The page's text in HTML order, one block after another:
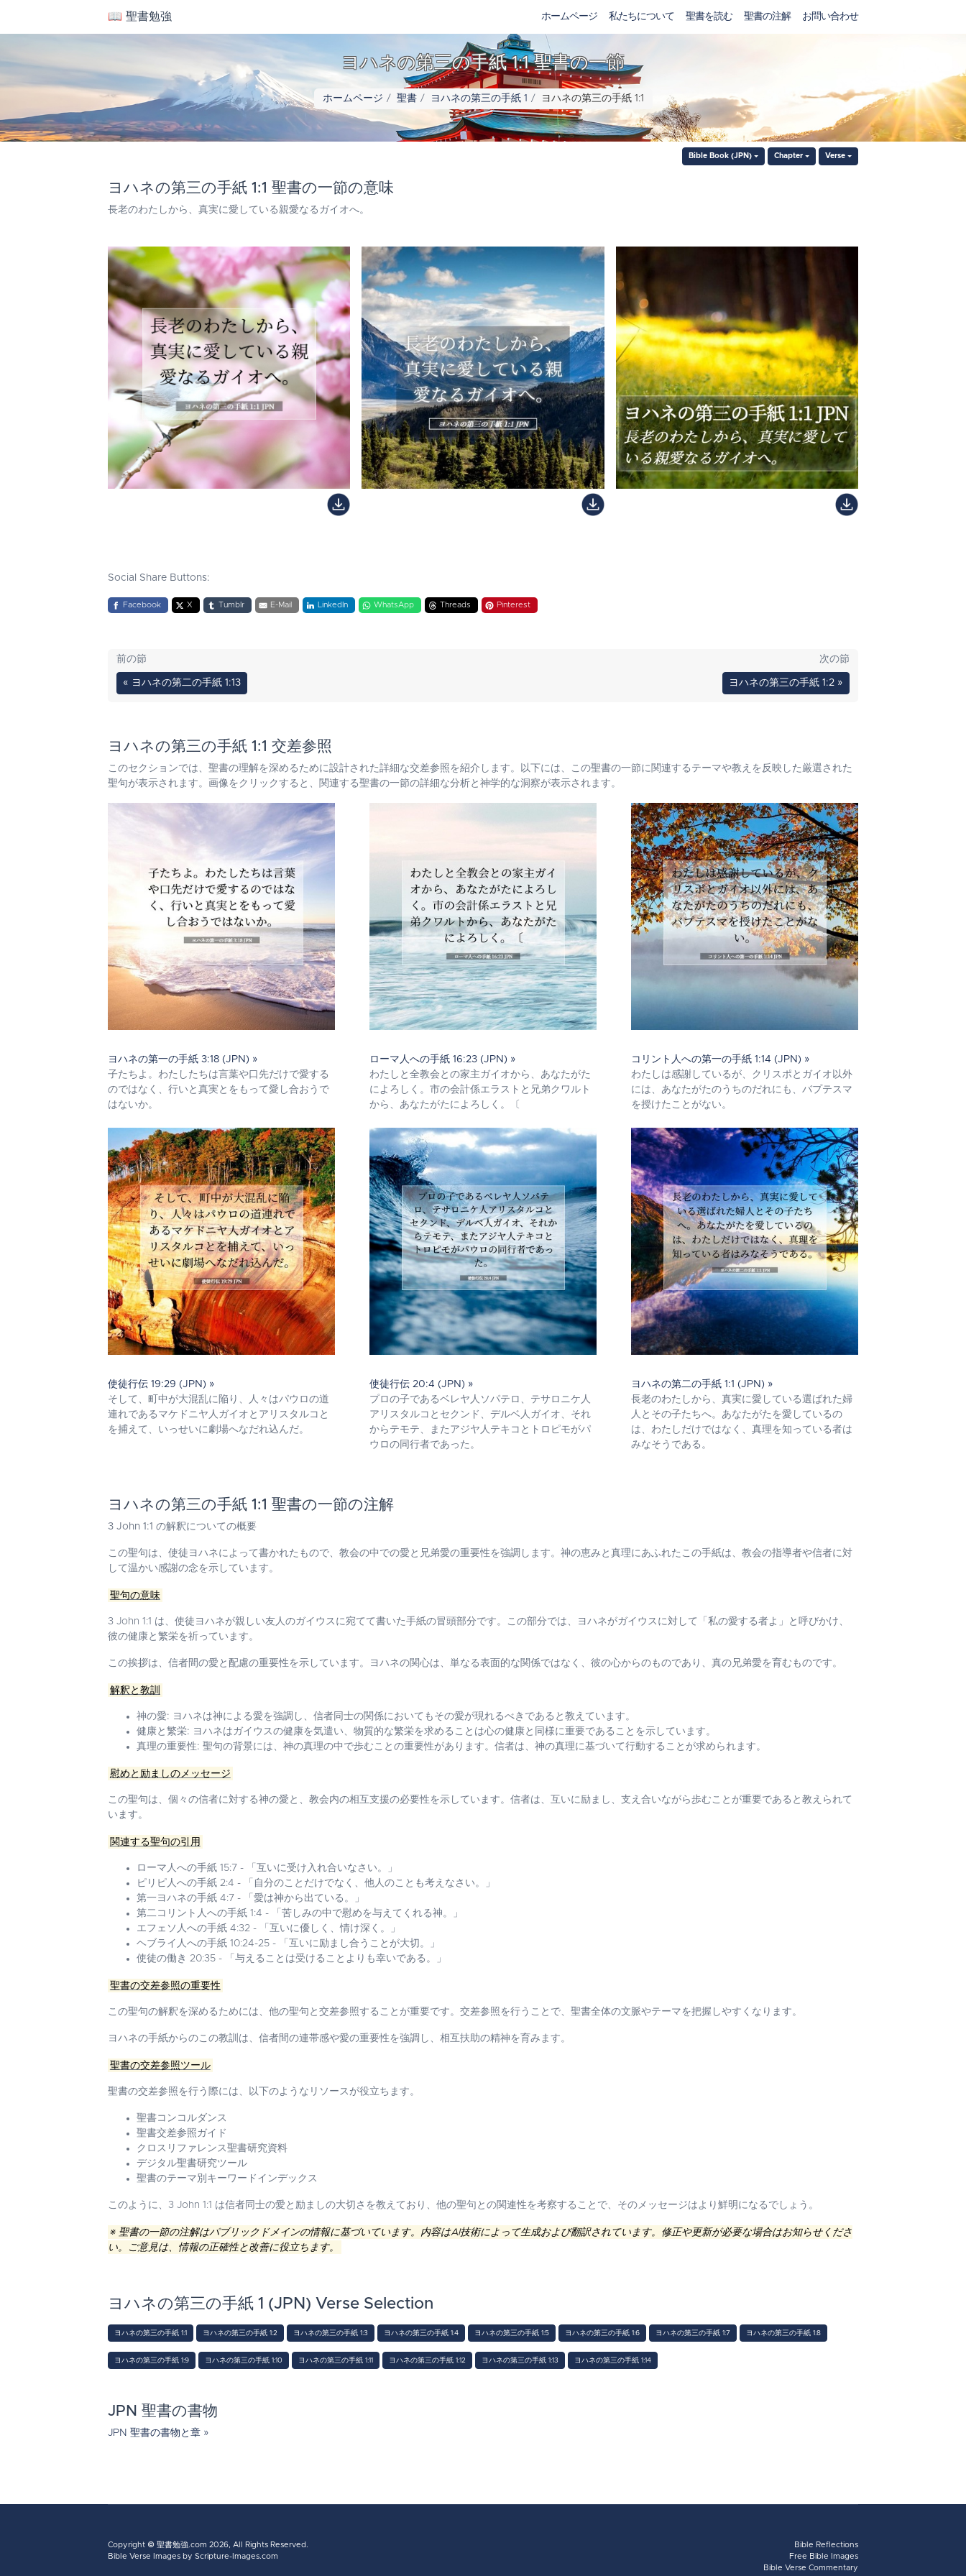
📖 聖書勉強 ホームページ 私たちについて 聖書を読む 聖書の注解 お問い合わせ
ヨハネの第三の手紙 1:1 聖書の一節
ホームページ 聖書 ヨハネの第三の手紙 1 ヨハネの第三の手紙 1:1
Bible Book (JPN) Chapter Verse
ヨハネの第三の手紙 1:1 聖書の一節の意味
長老のわたしから、真実に愛している親愛なるガイオへ。
Social Share Buttons:
Facebook X Tumblr E-Mail LinkedIn WhatsApp Threads Pinterest
前の節
« ヨハネの第二の手紙 1:13
次の節
ヨハネの第三の手紙 1:2 »
ヨハネの第三の手紙 1:1 交差参照
このセクションでは、聖書の理解を深めるために設計された詳細な交差参照を紹介します。以下には、この聖書の一節に関連するテーマや教えを反映した厳選された
聖句が表示されます。画像をクリックすると、関連する聖書の一節の詳細な分析と神学的な洞察が表示されます。
ヨハネの第一の手紙 3:18 (JPN) »
子たちよ。わたしたちは言葉や口先だけで愛する
のではなく、行いと真実とをもって愛し合おうで
はないか。
ローマ人への手紙 16:23 (JPN) »
わたしと全教会との家主ガイオから、あなたがた
によろしく。市の会計係エラストと兄弟クワルト
から、あなたがたによろしく。〔
コリント人への第一の手紙 1:14 (JPN) »
わたしは感謝しているが、クリスポとガイオ以外
には、あなたがたのうちのだれにも、バプテスマ
を授けたことがない。
使徒行伝 19:29 (JPN) »
そして、町中が大混乱に陥り、人々はパウロの道
連れであるマケドニヤ人ガイオとアリスタルコと
を捕えて、いっせいに劇場へなだれ込んだ。
使徒行伝 20:4 (JPN) »
プロの子であるベレヤ人ソパテロ、テサロニケ人
アリスタルコとセクンド、デルベ人ガイオ、それ
からテモテ、またアジヤ人テキコとトロピモがパ
ウロの同行者であった。
ヨハネの第二の手紙 1:1 (JPN) »
長老のわたしから、真実に愛している選ばれた婦
人とその子たちへ。あなたがたを愛しているの
は、わたしだけではなく、真理を知っている者は
みなそうである。
ヨハネの第三の手紙 1:1 聖書の一節の注解
3 John 1:1 の解釈についての概要
この聖句は、使徒ヨハネによって書かれたもので、教会の中での愛と兄弟愛の重要性を強調します。神の恵みと真理にあふれたこの手紙は、教会の指導者や信者に対
して温かい感謝の念を示しています。
聖句の意味
3 John 1:1 は、使徒ヨハネが親しい友人のガイウスに宛てて書いた手紙の冒頭部分です。この部分では、ヨハネがガイウスに対して「私の愛する者よ」と呼びかけ、
彼の健康と繁栄を祈っています。
この挨拶は、信者間の愛と配慮の重要性を示しています。ヨハネの関心は、単なる表面的な関係ではなく、彼の心からのものであり、真の兄弟愛を育むものです。
解釈と教訓
神の愛: ヨハネは神による愛を強調し、信者同士の関係においてもその愛が現れるべきであると教えています。
健康と繁栄: ヨハネはガイウスの健康を気遣い、物質的な繁栄を求めることは心の健康と同様に重要であることを示しています。
真理の重要性: 聖句の背景には、神の真理の中で歩むことの重要性があります。信者は、神の真理に基づいて行動することが求められます。
慰めと励ましのメッセージ
この聖句は、個々の信者に対する神の愛と、教会内の相互支援の必要性を示しています。信者は、互いに励まし、支え合いながら歩むことが重要であると教えられて
います。
関連する聖句の引用
ローマ人への手紙 15:7 - 「互いに受け入れ合いなさい。」
ピリピ人への手紙 2:4 - 「自分のことだけでなく、他人のことも考えなさい。」
第一ヨハネの手紙 4:7 - 「愛は神から出ている。」
第二コリント人への手紙 1:4 - 「苦しみの中で慰めを与えてくれる神。」
エフェソ人への手紙 4:32 - 「互いに優しく、情け深く。」
ヘブライ人への手紙 10:24-25 - 「互いに励まし合うことが大切。」
使徒の働き 20:35 - 「与えることは受けることよりも幸いである。」
聖書の交差参照の重要性
この聖句の解釈を深めるためには、他の聖句と交差参照することが重要です。交差参照を行うことで、聖書全体の文脈やテーマを把握しやすくなります。
ヨハネの手紙からのこの教訓は、信者間の連帯感や愛の重要性を強調し、相互扶助の精神を育みます。
聖書の交差参照ツール
聖書の交差参照を行う際には、以下のようなリソースが役立ちます。
聖書コンコルダンス
聖書交差参照ガイド
クロスリファレンス聖書研究資料
デジタル聖書研究ツール
聖書のテーマ別キーワードインデックス
このように、3 John 1:1 は信者同士の愛と励ましの大切さを教えており、他の聖句との関連性を考察することで、そのメッセージはより鮮明になるでしょう。
※ 聖書の一節の注解はパブリックドメインの情報に基づいています。内容はAI技術によって生成および翻訳されています。修正や更新が必要な場合はお知らせくださ
い。ご意見は、情報の正確性と改善に役立ちます。
ヨハネの第三の手紙 1 (JPN) Verse Selection
ヨハネの第三の手紙 1:1 ヨハネの第三の手紙 1:2 ヨハネの第三の手紙 1:3 ヨハネの第三の手紙 1:4 ヨハネの第三の手紙 1:5 ヨハネの第三の手紙 1:6 ヨハネの第三の手紙 1:7 ヨハネの第三の手紙 1:8
ヨハネの第三の手紙 1:9 ヨハネの第三の手紙 1:10 ヨハネの第三の手紙 1:11 ヨハネの第三の手紙 1:12 ヨハネの第三の手紙 1:13 ヨハネの第三の手紙 1:14
JPN 聖書の書物
JPN 聖書の書物と章 »
Copyright © 聖書勉強.com 2026, All Rights Reserved.
Bible Verse Images by Scripture-Images.com
Bible Reflections
Free Bible Images
Bible Verse Commentary